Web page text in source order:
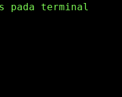
pada terminal